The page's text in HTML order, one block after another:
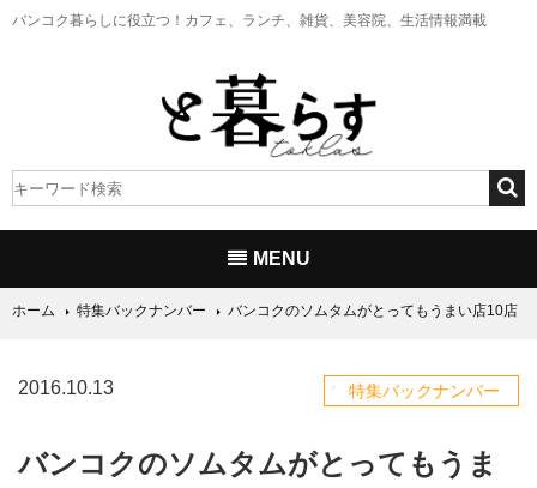
バンコク暮らしに役立つ！ カフェ、ランチ、雑貨、美容院、生活情報満載
MENU
ホーム 特集バックナンバー バンコクのソムタムがとってもうまい店10店
2016.10.13 特集バックナンバー
バンコクのソムタムがとってもうま